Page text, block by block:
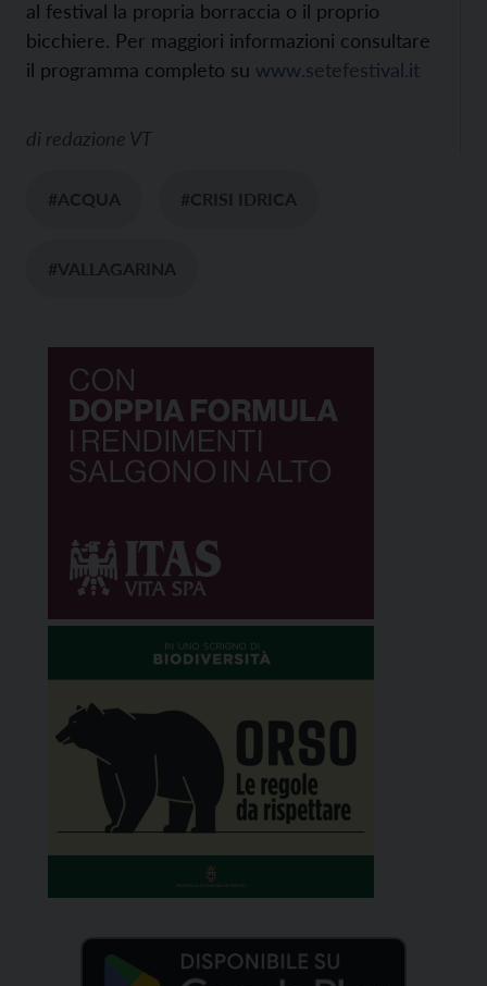
al festival la propria borraccia o il proprio
bicchiere. Per maggiori informazioni consultare
il programma completo su www.setefestival.it
di redazione VT
#ACQUA #CRISI IDRICA
#VALLAGARINA